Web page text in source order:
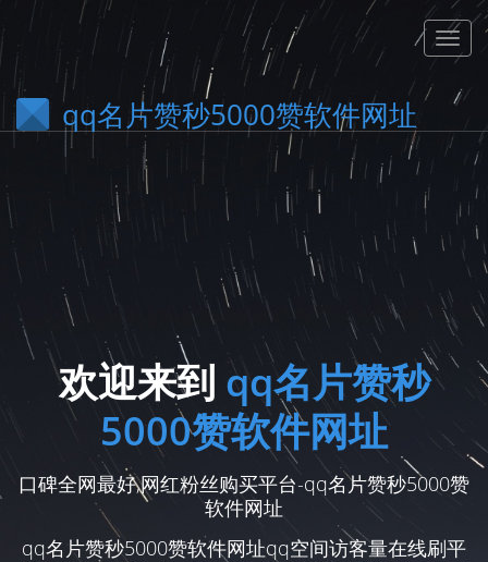
qq名片赞秒5000赞软件网址
欢迎来到 qq名片赞秒
5000赞软件网址
口碑全网最好,网红粉丝购买平台-qq名片赞秒5000赞
软件网址
qq名片赞秒5000赞软件网址qq空间访客量在线刷平